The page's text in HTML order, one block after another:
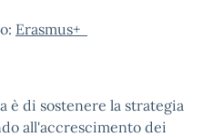
Erasmus+
è di sostenere la strategia
all'accrescimento dei